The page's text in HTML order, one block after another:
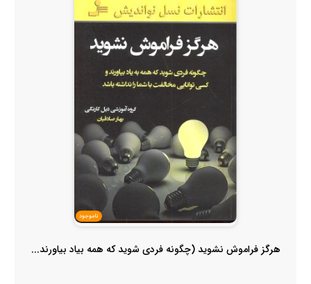
ناموجود
هرگز فراموش نشوید (چگونه فردی شوید که همه بیاد بیاورند...